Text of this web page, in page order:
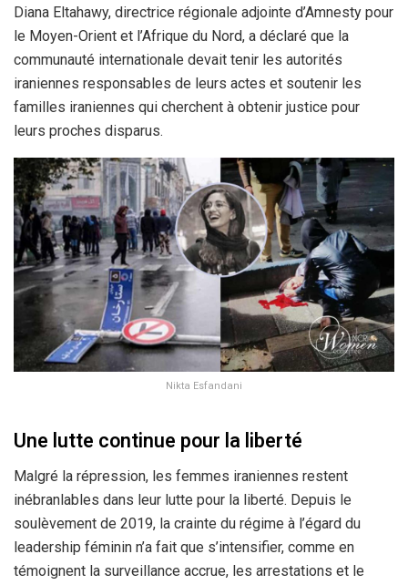
Diana Eltahawy, directrice régionale adjointe d’Amnesty pour
le Moyen-Orient et l’Afrique du Nord, a déclaré que la
communauté internationale devait tenir les autorités
iraniennes responsables de leurs actes et soutenir les
familles iraniennes qui cherchent à obtenir justice pour
leurs proches disparus.
Nikta Esfandani
Une lutte continue pour la liberté
Malgré la répression, les femmes iraniennes restent
inébranlables dans leur lutte pour la liberté. Depuis le
soulèvement de 2019, la crainte du régime à l’égard du
leadership féminin n’a fait que s’intensifier, comme en
témoignent la surveillance accrue, les arrestations et le